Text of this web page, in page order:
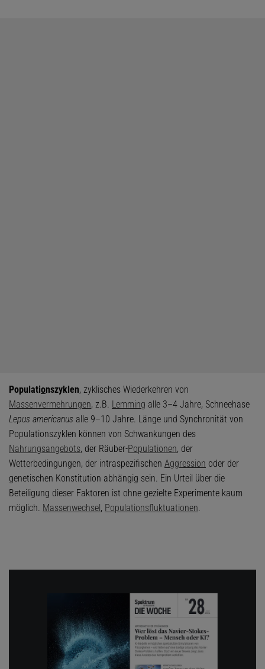
Populationszyklen, zyklisches Wiederkehren von
Massenvermehrungen, z.B. Lemming alle 3–4 Jahre, Schneehase
Lepus americanus alle 9–10 Jahre. Länge und Synchronität von
Populationszyklen können von Schwankungen des
Nahrungsangebots, der Räuber-Populationen, der
Wetterbedingungen, der intraspezifischen Aggression oder der
genetischen Konstitution abhängig sein. Ein Urteil über die
Beteiligung dieser Faktoren ist ohne gezielte Experimente kaum
möglich. Massenwechsel, Populationsfluktuationen.